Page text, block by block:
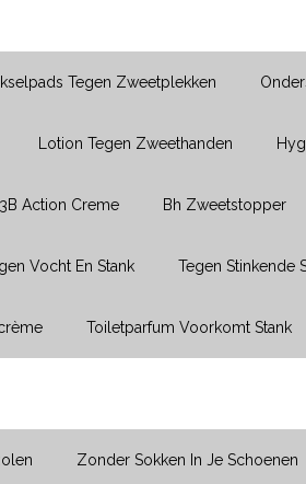
Tegen Zweetplekken
Lotion Tegen Zweethanden
3B Action Creme Bh Zweetstopper
Vocht En Stank Tegen Stinkende
Toiletparfum Voorkomt Stank
Zonder Sokken In Je Schoenen